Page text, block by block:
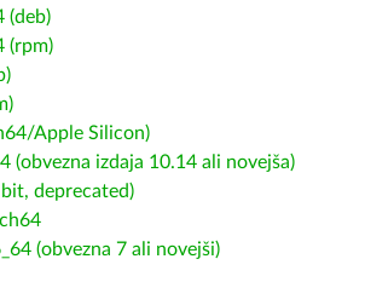
(deb)
(rpm)
Apple Silicon)
(obvezna izdaja 10.14 ali novejša)
deprecated)
(obvezna 7 ali novejši)